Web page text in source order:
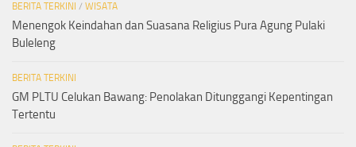
BERITA TERKINI / WISATA
Menengok Keindahan dan Suasana Religius Pura Agung Pulaki
Buleleng
BERITA TERKINI
GM PLTU Celukan Bawang: Penolakan Ditunggangi Kepentingan
Tertentu